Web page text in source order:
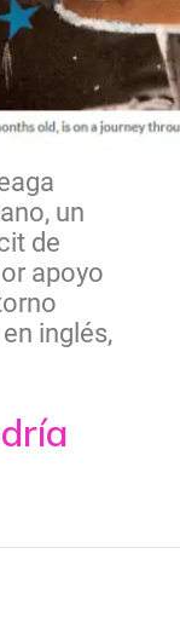
un
de
apoyo
inglés,